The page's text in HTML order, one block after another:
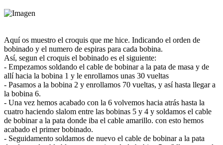
Aquí os muestro el croquis que me hice. Indicando el orden de
bobinado y el numero de espiras para cada bobina.
Así, segun el croquis el bobinado es el siguiente:
- Empezamos soldando el cable de bobinar a la pata de masa y de
allí hacia la bobina 1 y le enrollamos unas 30 vueltas
- Pasamos a la bobina 2 y enrollamos 70 vueltas, y así hasta llegar a
la bobina 6.
- Una vez hemos acabado con la 6 volvemos hacia atrás hasta la
cuatro haciendo slalom entre las bobinas 5 y 4 y soldamos el cable
de bobinar a la pata donde iba el cable amarillo. con esto hemos
acabado el primer bobinado.
- Seguidamento soldamos de nuevo el cable de bobinar a la pata